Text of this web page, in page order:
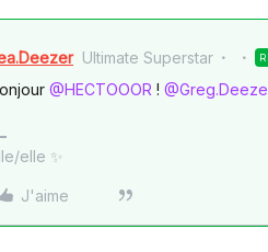
Ultimate Superstar
@HECTOOOR ! ​
elle ✨
J'aime